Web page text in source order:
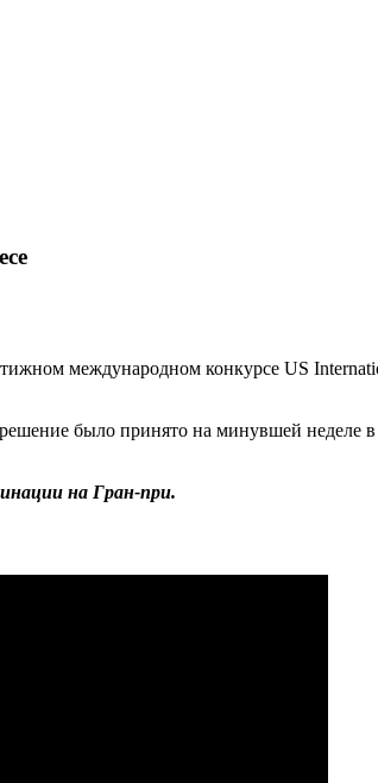
международном конкурсе US
было принято на минувшей неделе
на Гран-при.